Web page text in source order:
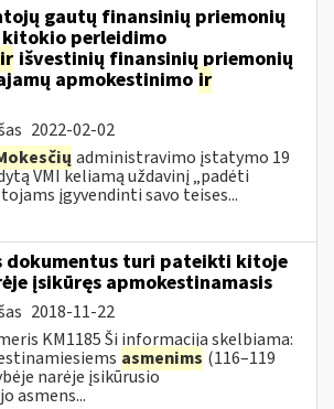
gautų finansinių priemonių
kitokio perleidimo
ir išvestinių finansinių priemonių
apmokestinimo ir
2022-02-02
administravimo įstatymo 19
VMI keliamą uždavinį „padėti
įgyvendinti savo teises...
dokumentus turi pateikti kitoje
įsikūręs apmokestinamasis
2018-11-22
KM1185 Ši informacija skelbiama:
asmenims (116–119
narėje įsikūrusio
asmens...